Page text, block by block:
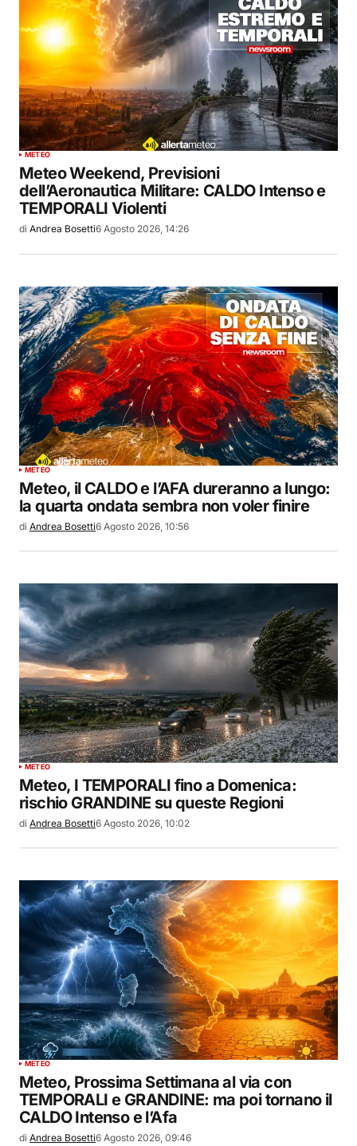
METEO
Meteo Weekend, Previsioni
dell’Aeronautica Militare: CALDO Intenso e
TEMPORALI Violenti
di Andrea Bosetti6 Agosto 2026, 14:26
METEO
Meteo, il CALDO e l’AFA dureranno a lungo:
la quarta ondata sembra non voler finire
di Andrea Bosetti6 Agosto 2026, 10:56
METEO
Meteo, I TEMPORALI fino a Domenica:
rischio GRANDINE su queste Regioni
di Andrea Bosetti6 Agosto 2026, 10:02
METEO
Meteo, Prossima Settimana al via con
TEMPORALI e GRANDINE: ma poi tornano il
CALDO Intenso e l’Afa
di Andrea Bosetti6 Agosto 2026, 09:46